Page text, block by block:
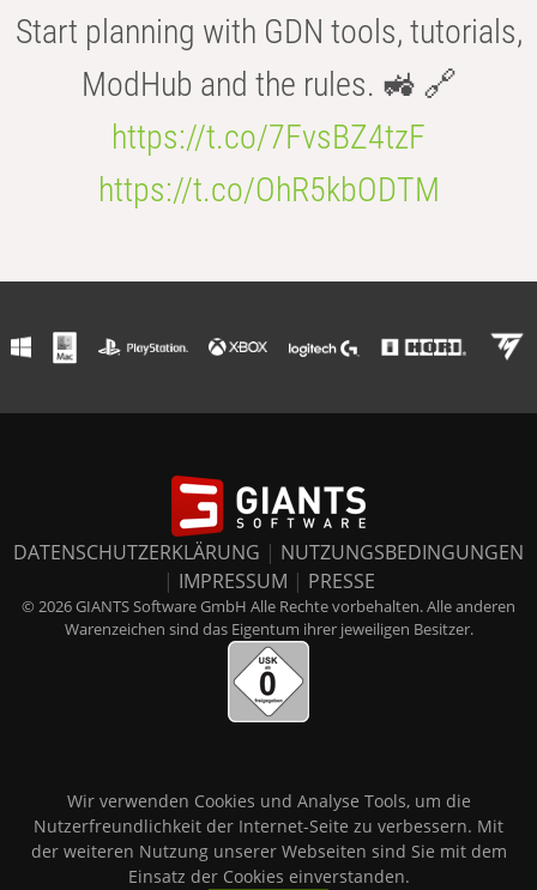
Start planning with GDN tools, tutorials,
ModHub and the rules. 🚜 🔗
https://t.co/7FvsBZ4tzF
https://t.co/OhR5kbODTM
DATENSCHUTZERKLÄRUNG | NUTZUNGSBEDINGUNGEN
| IMPRESSUM | PRESSE
© 2026 GIANTS Software GmbH Alle Rechte vorbehalten. Alle anderen
Warenzeichen sind das Eigentum ihrer jeweiligen Besitzer.
Wir verwenden Cookies und Analyse Tools, um die
Nutzerfreundlichkeit der Internet-Seite zu verbessern. Mit
der weiteren Nutzung unserer Webseiten sind Sie mit dem
Einsatz der Cookies einverstanden.